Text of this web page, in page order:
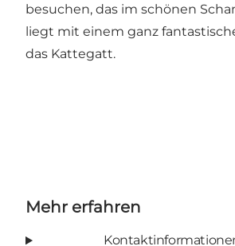
besuchen, das im schönen
liegt mit einem ganz
das Kattegatt.
Mehr erfahren